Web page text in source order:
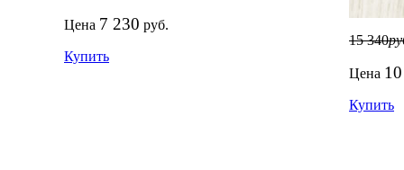
Цена 7 230 руб.
Купить
15 340
Цена
Купить